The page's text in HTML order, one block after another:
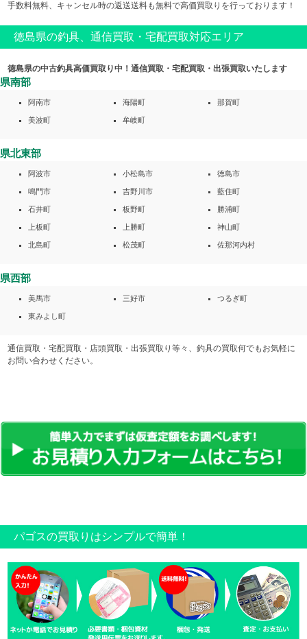
手数料無料、キャンセル時の返送送料も無料で高価買取りを行っております！
徳島県の釣具、通信買取・宅配買取対応エリア
徳島県の中古釣具高価買取り中！通信買取・宅配買取・出張買取いたします
県南部
阿南市 海陽町 那賀町
美波町 牟岐町
県北東部
阿波市 小松島市 徳島市
鳴門市 吉野川市 藍住町
石井町 板野町 勝浦町
上板町 上勝町 神山町
北島町 松茂町 佐那河内村
県西部
美馬市 三好市 つるぎ町
東みよし町
通信買取・宅配買取・店頭買取・出張買取り等々、釣具の買取何でもお気軽に
お問い合わせください。
パゴスの買取りはシンプルで簡単！